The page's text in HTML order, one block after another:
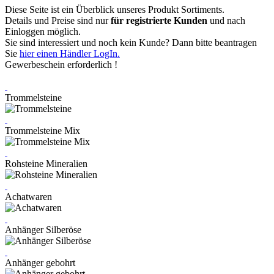
Diese Seite ist ein Überblick unseres Produkt Sortiments.
Details und Preise sind nurfür registrierte Kunden und nach
Einloggen möglich.
Sie sind interessiert und noch kein Kunde? Dann bitte beantragen
Sie hier einen Händler LogIn.
Gewerbeschein erforderlich !
Trommelsteine
Trommelsteine Mix
Rohsteine Mineralien
Achatwaren
Anhänger Silberöse
Anhänger gebohrt